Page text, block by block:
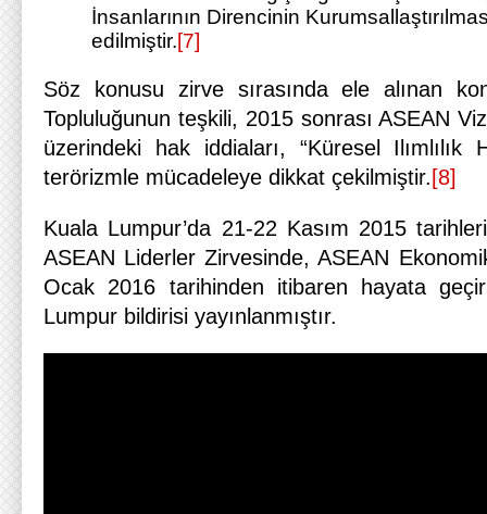
İnsanlarının Direncinin
edilmiştir.[7]
Söz konusu zirve sırasında ele alınan
Topluluğunun teşkili, 2015 sonrası ASEAN
üzerindeki hak iddiaları, “Küresel Ilımlılık
terörizmle mücadeleye dikkat çekilmiştir. [8]
Kuala Lumpur’da 21-22 Kasım 2015
ASEAN Liderler Zirvesinde, ASEAN
Ocak 2016 tarihinden itibaren hayata
Lumpur bildirisi yayınlanmıştır.